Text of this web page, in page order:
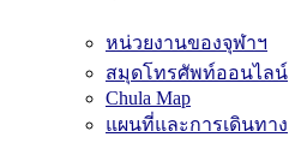
หน่วยงานของจุฬาฯ
สมุดโทรศัพท์ออนไลน์
Chula Map
แผนที่และการเดินทาง